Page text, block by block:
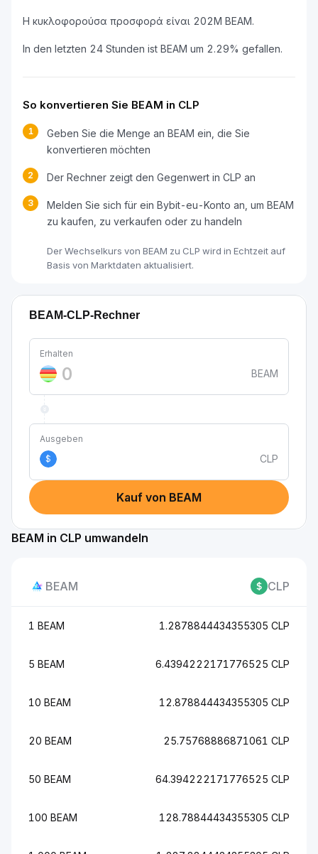
Η κυκλοφορούσα προσφορά είναι 202M BEAM.
In den letzten 24 Stunden ist BEAM um 2.29% gefallen.
So konvertieren Sie BEAM in CLP
1
Geben Sie die Menge an BEAM ein, die Sie
konvertieren möchten
2 Der Rechner zeigt den Gegenwert in CLP an
3
Melden Sie sich für ein Bybit-eu-Konto an, um BEAM
zu kaufen, zu verkaufen oder zu handeln
Der Wechselkurs von BEAM zu CLP wird in Echtzeit auf
Basis von Marktdaten aktualisiert.
BEAM-CLP-Rechner
Erhalten
BEAM
Ausgeben
$
CLP
Kauf von BEAM
BEAM in CLP umwandeln
BEAM CLP
1 BEAM 1.2878844434355305 CLP
5 BEAM 6.4394222171776525 CLP
10 BEAM 12.878844434355305 CLP
20 BEAM 25.75768886871061 CLP
50 BEAM 64.394222171776525 CLP
100 BEAM 128.78844434355305 CLP